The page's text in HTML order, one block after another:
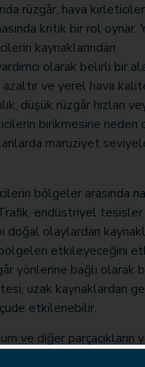
rüzgâr, hava
kritik bir rol oynar.
kaynaklarından
olarak belirli bir
azaltır ve yerel hava
düşük rüzgâr hızları
birikmesine neden
maruziyet
bölgeler arasında
Trafik, endüstriyel
doğal olaylardan
etkileyeceğini
yönlerine bağlı olarak
uzak kaynaklardan
etkilenebilir.
ve diğer parçacıkların